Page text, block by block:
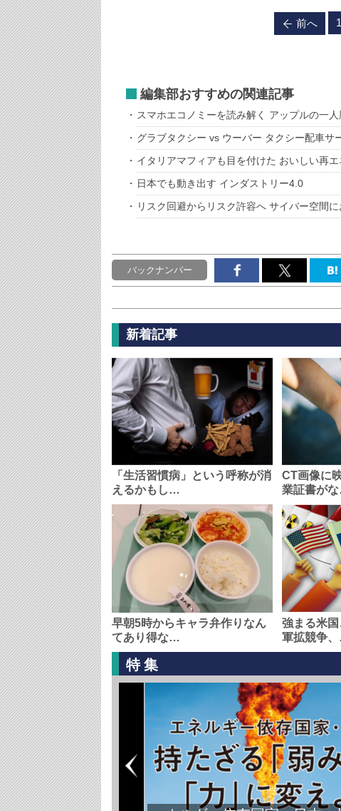
前へ 1
編集部おすすめの関連記事
スマホエコノミーを読み解く アップルの一
グラブタクシー vs ウーバー タクシー配車サ
イタリアマフィアも目を付けた おいしい再エ
日本でも動き出す インダストリー4.0
リスク回避からリスク許容へ サイバー空間
バックナンバー
新着記事
「生活習慣病」という呼称が消
えるかもし…
CT画像に
業証書が
早朝5時からキャラ弁作りなん
てあり得な…
強まる米
軍拡競争
特集